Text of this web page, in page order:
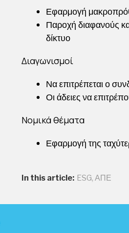
Εφαρμογή
Παροχή διαφανούς
δίκτυο
Διαγωνισμοί
Να επιτρέπεται ο
Οι άδειες να
Νομικά θέματα
Εφαρμογή της
In this article: ESG, ΑΠΕ